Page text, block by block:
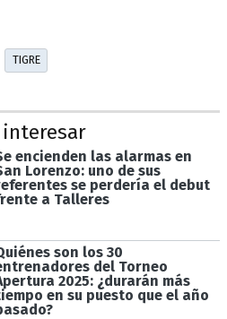
TIGRE
encienden las alarmas en
Lorenzo: uno de sus
se perdería el debut
a Talleres
son los 30
del Torneo
2025: ¿durarán más
en su puesto que el año